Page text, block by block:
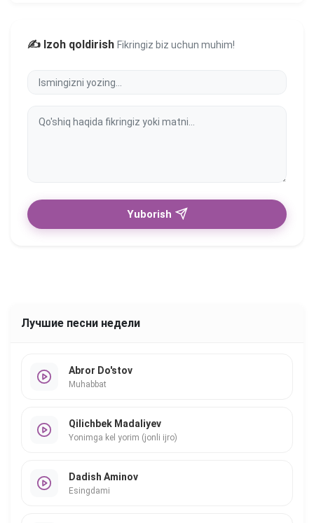
✍️ Izoh qoldirish Fikringiz biz uchun muhim!
Yuborish
Лучшие песни недели
Abror Do'stov
Muhabbat
Qilichbek Madaliyev
Yonimga kel yorim (jonli ijro)
Dadish Aminov
Esingdami